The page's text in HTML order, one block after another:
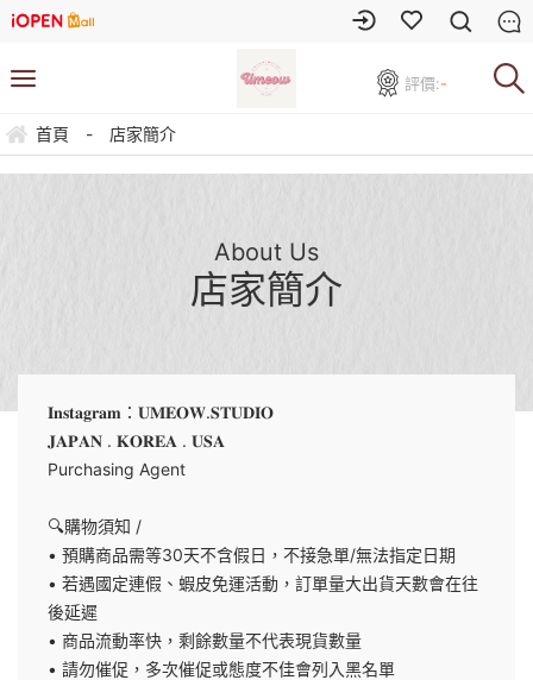
評價:-
首頁 - 店家簡介
About Us
店家簡介
𝐈𝐧𝐬𝐭𝐚𝐠𝐫𝐚𝐦：𝐔𝐌𝐄𝐎𝐖.𝐒𝐓𝐔𝐃𝐈𝐎
𝐉𝐀𝐏𝐀𝐍 . 𝐊𝐎𝐑𝐄𝐀 . 𝐔𝐒𝐀
Purchasing Agent
🔍購物須知 /
• 預購商品需等30天不含假日，不接急單/無法指定日期
• 若遇國定連假、蝦皮免運活動，訂單量大出貨天數會在往
後延遲
• 商品流動率快，剩餘數量不代表現貨數量
• 請勿催促，多次催促或態度不佳會列入黑名單